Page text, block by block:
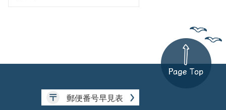
郵便番号早見表